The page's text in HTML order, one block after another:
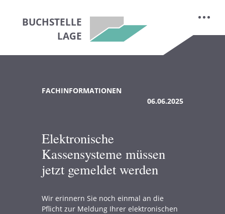
BUCHSTELLE
LAGE
FACHINFORMATIONEN
06.06.2025
Elektronische
Kassensysteme müssen
jetzt gemeldet werden
Wir erinnern Sie noch einmal an die
Pflicht zur Meldung Ihrer elektronischen